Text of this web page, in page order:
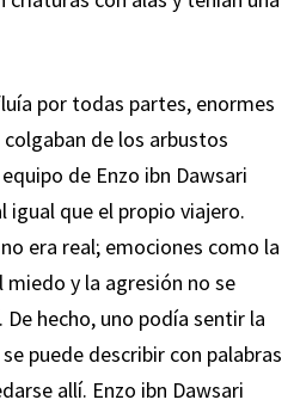
por todas partes, enormes
de los arbustos
de Enzo ibn Dawsari
igual que el propio viajero.
era real; emociones como la
y la agresión no se
hecho, uno podía sentir la
puede describir con palabras
allí. Enzo ibn Dawsari